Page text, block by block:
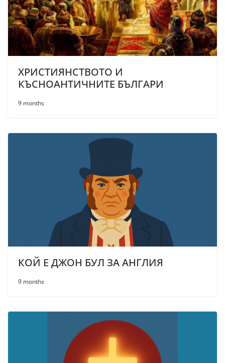
ХРИСТИЯНСТВОТО И
КЪСНОАНТИЧНИТЕ БЪЛГАРИ
9 months
КОЙ Е ДЖОН БУЛ ЗА АНГЛИЯ
9 months